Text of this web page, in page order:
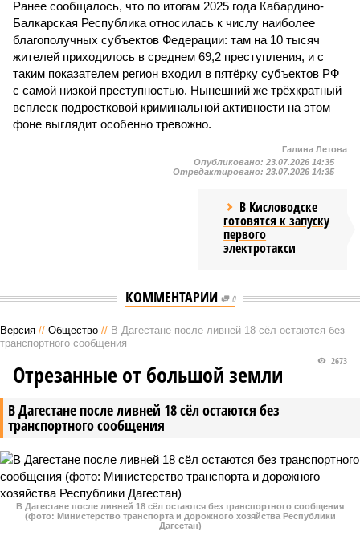
Ранее сообщалось, что по итогам 2025 года Кабардино-
Балкарская Республика относилась к числу наиболее
благополучных субъектов Федерации: там на 10 тысяч
жителей приходилось в среднем 69,2 преступления, и с
таким показателем регион входил в пятёрку субъектов РФ
с самой низкой преступностью. Нынешний же трёхкратный
всплеск подростковой криминальной активности на этом
фоне выглядит особенно тревожно.
Галина Летова
Опубликовано: 23.07.2026 14:35
Отредактировано: 23.07.2026 14:35
В Кисловодске
готовятся к запуску
первого
электротакси
КОММЕНТАРИИ 0
Версия // Общество // В Дагестане после ливней 18 сёл остаются без
транспортного сообщения
В Дагестане после ливней 18 сёл остаются без
транспортного сообщения
2673
Отрезанные от большой земли
В Дагестане после ливней 18 сёл остаются без транспортного сообщения
(фото: Министерство транспорта и дорожного хозяйства Республики
Дагестан)